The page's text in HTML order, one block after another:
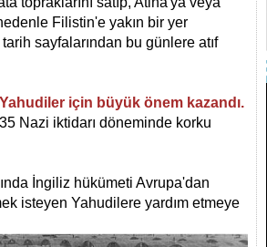
Filistin'e yakın bir yer
sayfalarından bu günlere atıf
için büyük önem kazandı.
Nazi iktidarı döneminde korku
İngiliz hükümeti Avrupa'dan
isteyen Yahudilere yardım etmeye